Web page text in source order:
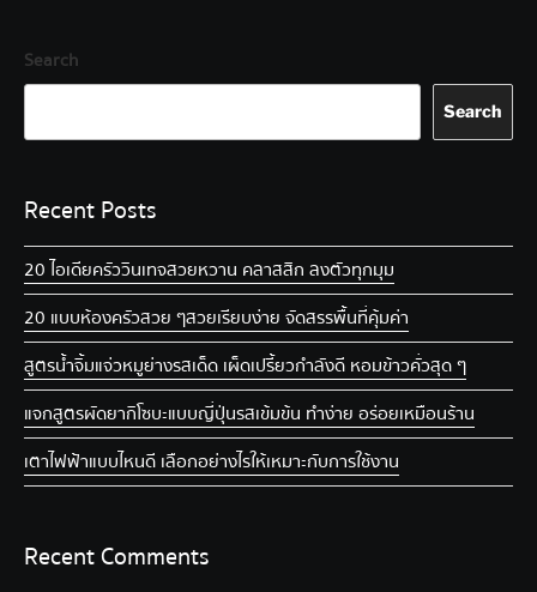
Search
Search
Recent Posts
20 ไอเดียครัววินเทจ สวยหวาน คลาสสิก ลงตัวทุกมุม
20 แบบห้องครัวสวย ๆ สวยเรียบง่าย จัดสรรพื้นที่คุ้มค่า
สูตรน้ำจิ้มแจ่วหมูย่าง รสเด็ด เผ็ดเปรี้ยวกำลังดี หอมข้าวคั่วสุด ๆ
แจกสูตรผัดยากิโซบะแบบญี่ปุ่น รสเข้มข้น ทำง่าย อร่อยเหมือนร้าน
เตาไฟฟ้าแบบไหนดี เลือกอย่างไรให้เหมาะกับการใช้งาน
Recent Comments